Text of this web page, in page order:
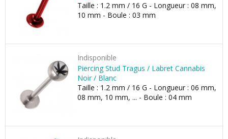
Taille : 1.2 mm / 16 G - Longueur : 08 mm,
10 mm - Boule : 03 mm
Indisponible
Piercing Stud Tragus / Labret Cannabis
Noir / Blanc
Taille : 1.2 mm / 16 G - Longueur : 06 mm,
08 mm, 10 mm, ... - Boule : 04 mm